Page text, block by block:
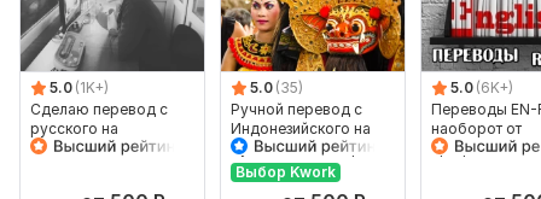
5.0 (1K+)
Сделаю перевод с
русского на
английский и
5.0 (35)
Ручной перевод с
Индонезийского на
Русский и наоборот
Выбор Kwork
5.0 (6K+)
Переводы EN-
наоборот от